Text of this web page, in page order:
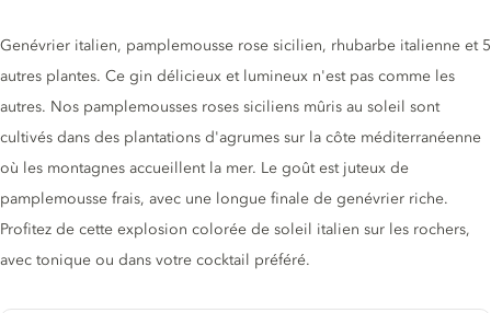
Description du gin
Genévrier italien, pamplemousse rose sicilien, rhubarbe italienne et 5
autres plantes. Ce gin délicieux et lumineux n'est pas comme les
autres. Nos pamplemousses roses siciliens mûris au soleil sont
cultivés dans des plantations d'agrumes sur la côte méditerranéenne
où les montagnes accueillent la mer. Le goût est juteux de
pamplemousse frais, avec une longue finale de genévrier riche.
Profitez de cette explosion colorée de soleil italien sur les rochers,
avec tonique ou dans votre cocktail préféré.